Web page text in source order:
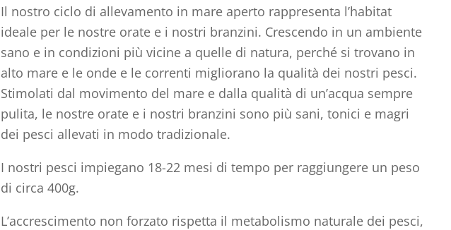
Il nostro ciclo di allevamento in mare aperto rappresenta l’habitat
ideale per le nostre orate e i nostri branzini. Crescendo in un ambiente
sano e in condizioni più vicine a quelle di natura, perché si trovano in
alto mare e le onde e le correnti migliorano la qualità dei nostri pesci.
Stimolati dal movimento del mare e dalla qualità di un’acqua sempre
pulita, le nostre orate e i nostri branzini sono più sani, tonici e magri
dei pesci allevati in modo tradizionale.
I nostri pesci impiegano 18-22 mesi di tempo per raggiungere un peso
di circa 400g.
L’accrescimento non forzato rispetta il metabolismo naturale dei pesci,